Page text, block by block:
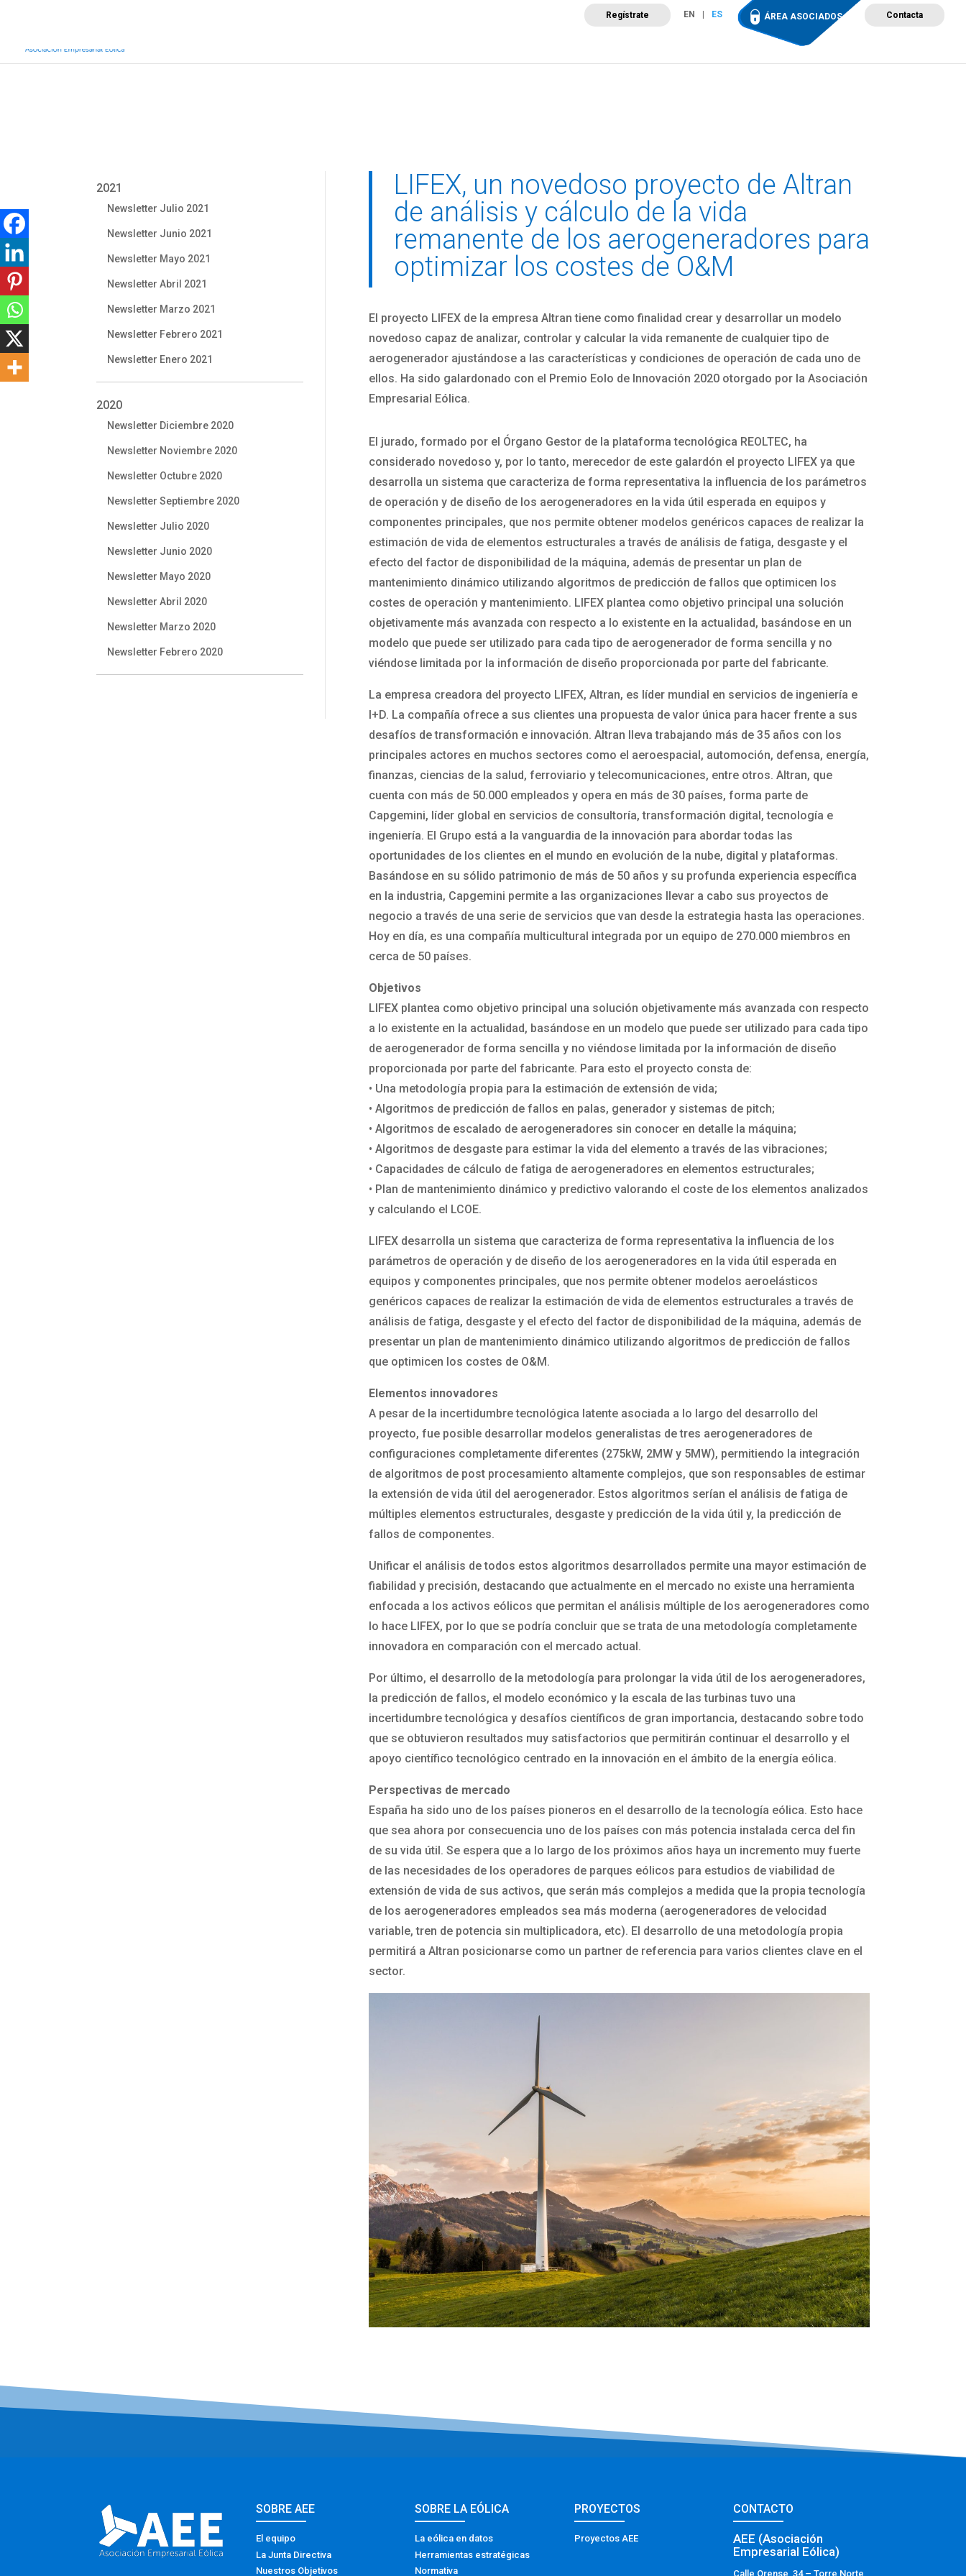
Regístrate EN ES ÁREA ASOCIADOS Contacta
Campus de Formación
2021
Newsletter Julio 2021
Newsletter Junio 2021
Newsletter Mayo 2021
Newsletter Abril 2021
Newsletter Marzo 2021
Newsletter Febrero 2021
Newsletter Enero 2021
2020
Newsletter Diciembre 2020
Newsletter Noviembre 2020
Newsletter Octubre 2020
Newsletter Septiembre 2020
Newsletter Julio 2020
Newsletter Junio 2020
Newsletter Mayo 2020
Newsletter Abril 2020
Newsletter Marzo 2020
Newsletter Febrero 2020
LIFEX, un novedoso proyecto de Altran
de análisis y cálculo de la vida
remanente de los aerogeneradores para
optimizar los costes de O&M
El proyecto LIFEX de la empresa Altran tiene como finalidad crear y desarrollar un modelo
novedoso capaz de analizar, controlar y calcular la vida remanente de cualquier tipo de
aerogenerador ajustándose a las características y condiciones de operación de cada uno de
ellos. Ha sido galardonado con el Premio Eolo de Innovación 2020 otorgado por la Asociación
Empresarial Eólica.
El jurado, formado por el Órgano Gestor de la plataforma tecnológica REOLTEC, ha
considerado novedoso y, por lo tanto, merecedor de este galardón el proyecto LIFEX ya que
desarrolla un sistema que caracteriza de forma representativa la influencia de los parámetros
de operación y de diseño de los aerogeneradores en la vida útil esperada en equipos y
componentes principales, que nos permite obtener modelos genéricos capaces de realizar la
estimación de vida de elementos estructurales a través de análisis de fatiga, desgaste y el
efecto del factor de disponibilidad de la máquina, además de presentar un plan de
mantenimiento dinámico utilizando algoritmos de predicción de fallos que optimicen los
costes de operación y mantenimiento. LIFEX plantea como objetivo principal una solución
objetivamente más avanzada con respecto a lo existente en la actualidad, basándose en un
modelo que puede ser utilizado para cada tipo de aerogenerador de forma sencilla y no
viéndose limitada por la información de diseño proporcionada por parte del fabricante.
La empresa creadora del proyecto LIFEX, Altran, es líder mundial en servicios de ingeniería e
I+D. La compañía ofrece a sus clientes una propuesta de valor única para hacer frente a sus
desafíos de transformación e innovación. Altran lleva trabajando más de 35 años con los
principales actores en muchos sectores como el aeroespacial, automoción, defensa, energía,
finanzas, ciencias de la salud, ferroviario y telecomunicaciones, entre otros. Altran, que
cuenta con más de 50.000 empleados y opera en más de 30 países, forma parte de
Capgemini, líder global en servicios de consultoría, transformación digital, tecnología e
ingeniería. El Grupo está a la vanguardia de la innovación para abordar todas las
oportunidades de los clientes en el mundo en evolución de la nube, digital y plataformas.
Basándose en su sólido patrimonio de más de 50 años y su profunda experiencia específica
en la industria, Capgemini permite a las organizaciones llevar a cabo sus proyectos de
negocio a través de una serie de servicios que van desde la estrategia hasta las operaciones.
Hoy en día, es una compañía multicultural integrada por un equipo de 270.000 miembros en
cerca de 50 países.
Objetivos
LIFEX plantea como objetivo principal una solución objetivamente más avanzada con respecto
a lo existente en la actualidad, basándose en un modelo que puede ser utilizado para cada tipo
de aerogenerador de forma sencilla y no viéndose limitada por la información de diseño
proporcionada por parte del fabricante. Para esto el proyecto consta de:
• Una metodología propia para la estimación de extensión de vida;
• Algoritmos de predicción de fallos en palas, generador y sistemas de pitch;
• Algoritmos de escalado de aerogeneradores sin conocer en detalle la máquina;
• Algoritmos de desgaste para estimar la vida del elemento a través de las vibraciones;
• Capacidades de cálculo de fatiga de aerogeneradores en elementos estructurales;
• Plan de mantenimiento dinámico y predictivo valorando el coste de los elementos analizados
y calculando el LCOE.
LIFEX desarrolla un sistema que caracteriza de forma representativa la influencia de los
parámetros de operación y de diseño de los aerogeneradores en la vida útil esperada en
equipos y componentes principales, que nos permite obtener modelos aeroelásticos
genéricos capaces de realizar la estimación de vida de elementos estructurales a través de
análisis de fatiga, desgaste y el efecto del factor de disponibilidad de la máquina, además de
presentar un plan de mantenimiento dinámico utilizando algoritmos de predicción de fallos
que optimicen los costes de O&M.
Elementos innovadores
A pesar de la incertidumbre tecnológica latente asociada a lo largo del desarrollo del
proyecto, fue posible desarrollar modelos generalistas de tres aerogeneradores de
configuraciones completamente diferentes (275kW, 2MW y 5MW), permitiendo la integración
de algoritmos de post procesamiento altamente complejos, que son responsables de estimar
la extensión de vida útil del aerogenerador. Estos algoritmos serían el análisis de fatiga de
múltiples elementos estructurales, desgaste y predicción de la vida útil y, la predicción de
fallos de componentes.
Unificar el análisis de todos estos algoritmos desarrollados permite una mayor estimación de
fiabilidad y precisión, destacando que actualmente en el mercado no existe una herramienta
enfocada a los activos eólicos que permitan el análisis múltiple de los aerogeneradores como
lo hace LIFEX, por lo que se podría concluir que se trata de una metodología completamente
innovadora en comparación con el mercado actual.
Por último, el desarrollo de la metodología para prolongar la vida útil de los aerogeneradores,
la predicción de fallos, el modelo económico y la escala de las turbinas tuvo una
incertidumbre tecnológica y desafíos científicos de gran importancia, destacando sobre todo
que se obtuvieron resultados muy satisfactorios que permitirán continuar el desarrollo y el
apoyo científico tecnológico centrado en la innovación en el ámbito de la energía eólica.
Perspectivas de mercado
España ha sido uno de los países pioneros en el desarrollo de la tecnología eólica. Esto hace
que sea ahora por consecuencia uno de los países con más potencia instalada cerca del fin
de su vida útil. Se espera que a lo largo de los próximos años haya un incremento muy fuerte
de las necesidades de los operadores de parques eólicos para estudios de viabilidad de
extensión de vida de sus activos, que serán más complejos a medida que la propia tecnología
de los aerogeneradores empleados sea más moderna (aerogeneradores de velocidad
variable, tren de potencia sin multiplicadora, etc). El desarrollo de una metodología propia
permitirá a Altran posicionarse como un partner de referencia para varios clientes clave en el
sector.
SOBRE AEE
El equipo
La Junta Directiva
Nuestros Objetivos
SOBRE LA EÓLICA
La eólica en datos
Herramientas estratégicas
Normativa
PROYECTOS
Proyectos AEE
CONTACTO
AEE (Asociación
Empresarial Eólica)
Calle Orense, 34 – Torre Norte